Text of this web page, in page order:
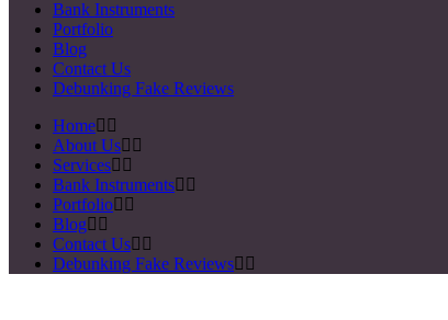
Bank Instruments
Portfolio
Blog
Contact Us
Debunking Fake Reviews
Home
About Us
Services
Bank Instruments
Portfolio
Blog
Contact Us
Debunking Fake Reviews